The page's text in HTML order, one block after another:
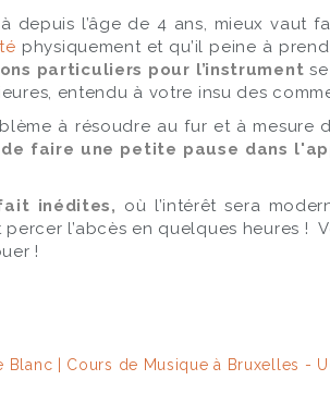
depuis l’âge de 4 ans, mieux
physiquement et qu’il peine à
particuliers pour l’instrument
entendu à votre insu des
à résoudre au fur et à
faire une petite pause dans
inédites, où l’intérêt sera
l’abcès en quelques heures
!